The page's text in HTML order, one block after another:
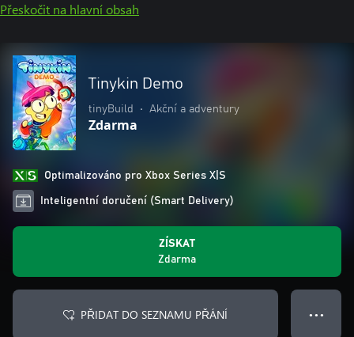
Přeskočit na hlavní obsah
Tinykin Demo
tinyBuild • Akční a adventury
Zdarma
Optimalizováno pro Xbox Series X|S
Inteligentní doručení (Smart Delivery)
ZÍSKAT
Zdarma
PŘIDAT DO SEZNAMU PŘÁNÍ ● ● ●